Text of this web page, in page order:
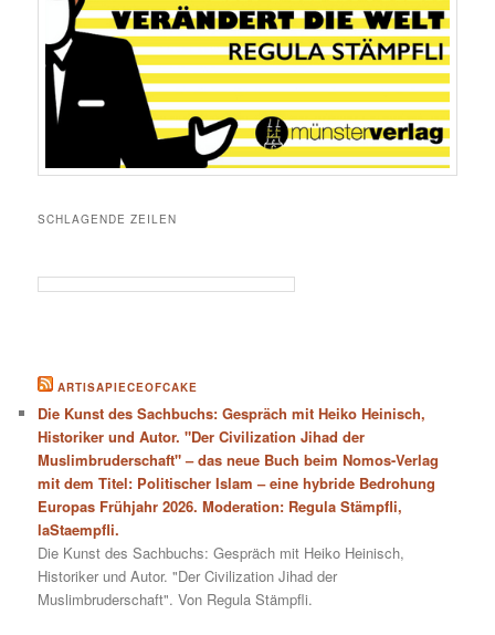
SCHLAGENDE ZEILEN
ARTISAPIECEOFCAKE
Die Kunst des Sachbuchs: Gespräch mit Heiko Heinisch,
Historiker und Autor. "Der Civilization Jihad der
Muslimbruderschaft" – das neue Buch beim Nomos-Verlag
mit dem Titel: Politischer Islam – eine hybride Bedrohung
Europas Frühjahr 2026. Moderation: Regula Stämpfli,
laStaempfli.
Die Kunst des Sachbuchs: Gespräch mit Heiko Heinisch,
Historiker und Autor. "Der Civilization Jihad der
Muslimbruderschaft". Von Regula Stämpfli.